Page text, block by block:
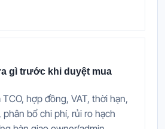
gì trước khi duyệt mua
hợp đồng, VAT, thời hạn,
bổ chi phí, rủi ro hạch